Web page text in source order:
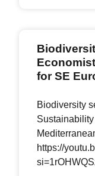
for SE
Biodiversity
https://